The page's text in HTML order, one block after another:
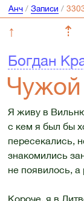
Анч/ Записи /
↑ ⇡
Богдан
Чужой
Я живу в
с кем я был бы
пересекались,
знакомились
не появилось,
Короче, я в